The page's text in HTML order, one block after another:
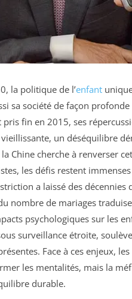
la politique de l’enfant
sa société de façon
fin en 2015, ses
un déséquilibre
Chine cherche à renverser
les défis restent
a laissé des décennies
nombre de mariages
psychologiques sur les
surveillance étroite,
Face à ces enjeux,
les mentalités, mais la
durable.